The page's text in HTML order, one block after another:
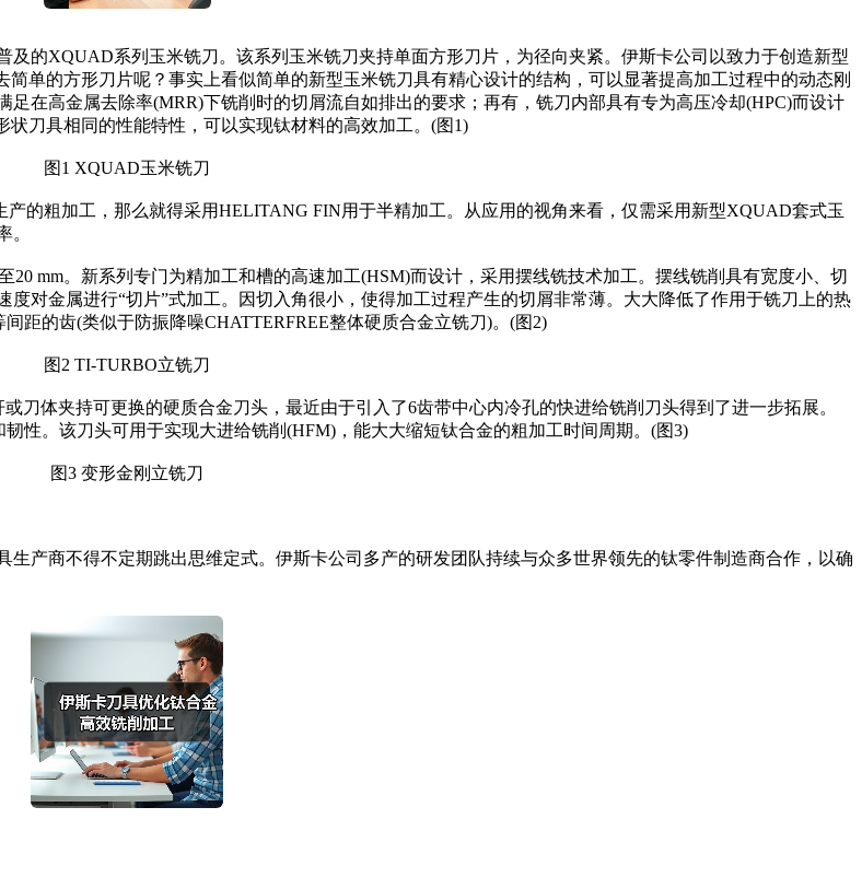
XQUAD系列玉米铣刀。该系列玉米铣刀夹持单面方形刀片，为径向夹紧。伊斯卡公司以致力于创造新型
单的方形刀片呢？事实上看似简单的新型玉米铣刀具有精心设计的结构，可以显著提高加工过程中的动态刚
在高金属去除率(MRR)下铣削时的切屑流自如排出的要求；再有，铣刀内部具有专为高压冷却(HPC)而设计
刀具相同的性能特性，可以实现钛材料的高效加工。(图1)
图1 XQUAD玉米铣刀
粗加工，那么就得采用HELITANG FIN用于半精加工。从应用的视角来看，仅需采用新型XQUAD套式玉
。
mm。新系列专门为精加工和槽的高速加工(HSM)而设计，采用摆线铣技术加工。摆线铣削具有宽度小、切
对金属进行“切片”式加工。因切入角很小，使得加工过程产生的切屑非常薄。大大降低了作用于铣刀上的热
距的齿(类似于防振降噪CHATTERFREE整体硬质合金立铣刀)。(图2)
图2 TI-TURBO立铣刀
体夹持可更换的硬质合金刀头，最近由于引入了6齿带中心内冷孔的快进给铣削刀头得到了进一步拓展。
性。该刀头可用于实现大进给铣削(HFM)，能大大缩短钛合金的粗加工时间周期。(图3)
图3 变形金刚立铣刀
商不得不定期跳出思维定式。伊斯卡公司多产的研发团队持续与众多世界领先的钛零件制造商合作，以确